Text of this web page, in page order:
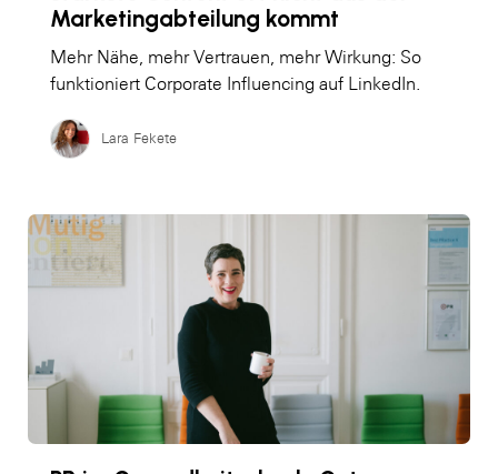
Marketingabteilung kommt
Mehr Nähe, mehr Vertrauen, mehr Wirkung: So
funktioniert Corporate Influencing auf LinkedIn.
Lara Fekete